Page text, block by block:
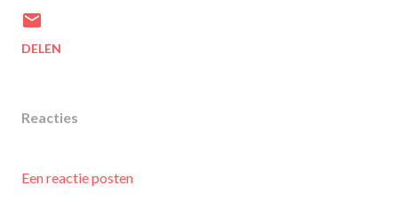
DELEN
Reacties
Een reactie posten